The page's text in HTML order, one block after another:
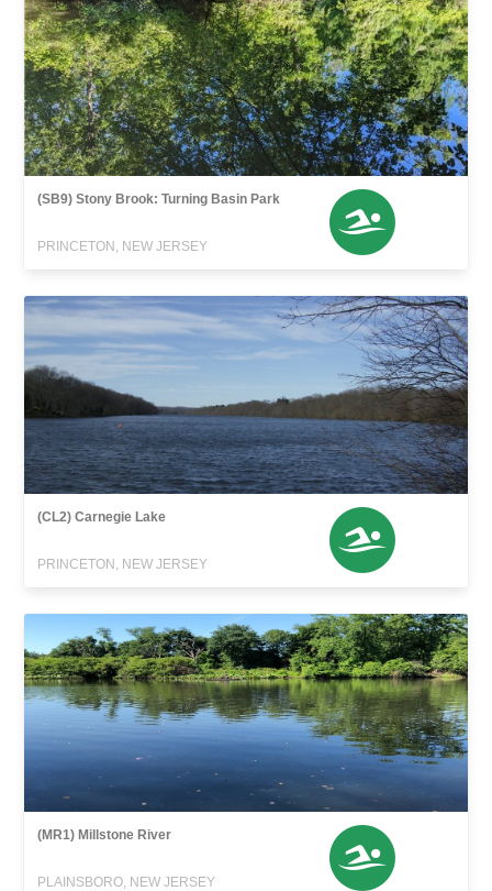
(SB9) Stony Brook: Turning Basin Park
PRINCETON, NEW JERSEY
(CL2) Carnegie Lake
PRINCETON, NEW JERSEY
(MR1) Millstone River
PLAINSBORO, NEW JERSEY